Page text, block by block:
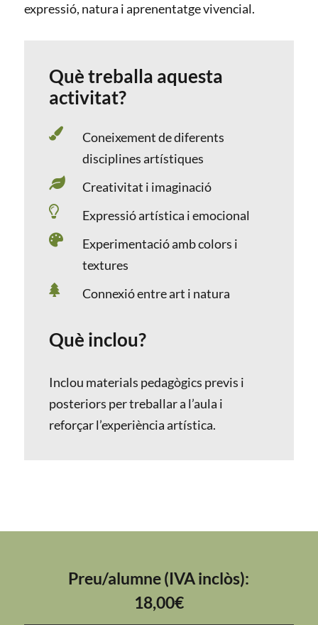
expressió, natura i aprenentatge vivencial.
Què treballa aquesta
activitat?

Coneixement de diferents
disciplines artístiques
 Creativitat i imaginació
 Expressió artística i emocional

Experimentació amb colors i
textures
 Connexió entre art i natura
Què inclou?
Inclou materials pedagògics previs i
posteriors per treballar a l’aula i
reforçar l’experiència artística.
Preu/alumne (IVA inclòs):
18,00€